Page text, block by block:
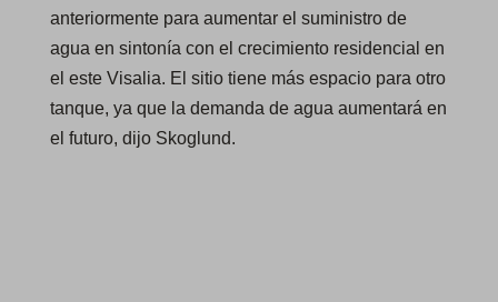
anteriormente para aumentar el suministro de
agua en sintonía con el crecimiento residencial en
el este Visalia. El sitio tiene más espacio para otro
tanque, ya que la demanda de agua aumentará en
el futuro, dijo Skoglund.